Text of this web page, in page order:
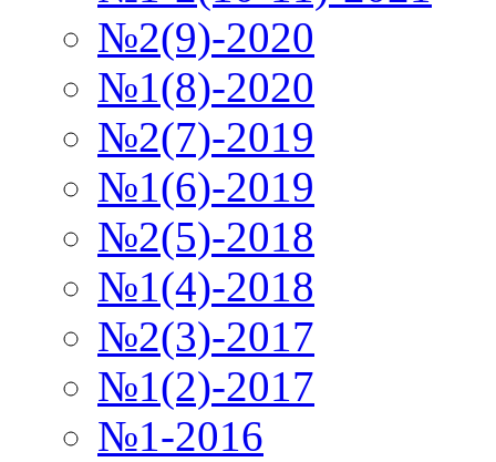
№2(9)-2020
№1(8)-2020
№2(7)-2019
№1(6)-2019
№2(5)-2018
№1(4)-2018
№2(3)-2017
№1(2)-2017
№1-2016